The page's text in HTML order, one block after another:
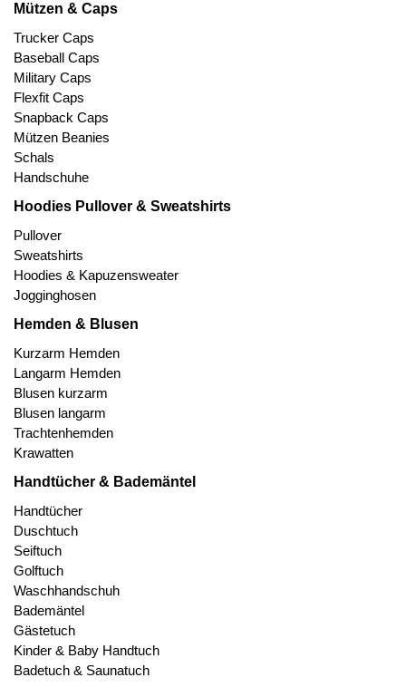
Mützen & Caps
Trucker Caps
Baseball Caps
Military Caps
Flexfit Caps
Snapback Caps
Mützen Beanies
Schals
Handschuhe
Hoodies Pullover & Sweatshirts
Pullover
Sweatshirts
Hoodies & Kapuzensweater
Jogginghosen
Hemden & Blusen
Kurzarm Hemden
Langarm Hemden
Blusen kurzarm
Blusen langarm
Trachtenhemden
Krawatten
Handtücher & Bademäntel
Handtücher
Duschtuch
Seiftuch
Golftuch
Waschhandschuh
Bademäntel
Gästetuch
Kinder & Baby Handtuch
Badetuch & Saunatuch